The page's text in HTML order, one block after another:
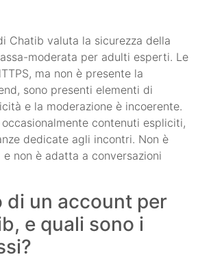
Chatib valuta la sicurezza della
moderata per adulti esperti. Le
ma non è presente la
sono presenti elementi di
e la moderazione è incoerente.
contenuti espliciti,
dedicate agli incontri. Non è
non è adatta a conversazioni
di un account per
e quali sono i